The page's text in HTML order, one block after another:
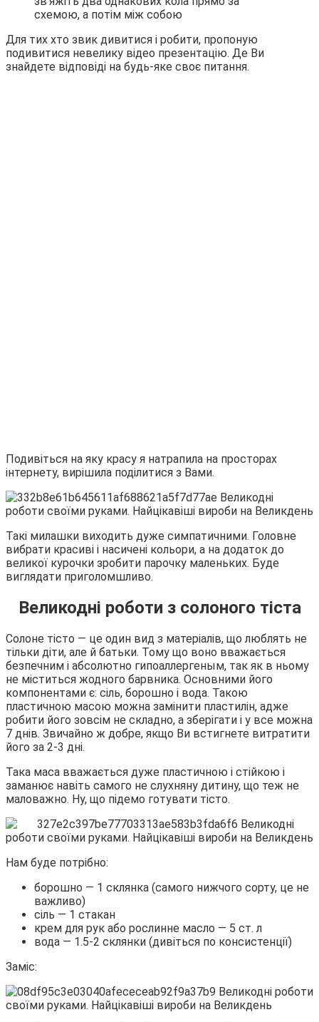
схемою, а потім між собою
Для тих хто звик дивитися і робити, пропоную
подивитися невелику відео презентацію. Де Ви
знайдете відповіді на будь-яке своє питання.
Подивіться на яку красу я натрапила на просторах
інтернету, вирішила поділитися з Вами.
Такі милашки виходить дуже симпатичними. Головне
вибрати красиві і насичені кольори, а на додаток до
великої курочки зробити парочку маленьких. Буде
виглядати приголомшливо.
Великодні роботи з солоного тіста
Солоне тісто — це один вид з матеріалів, що люблять не
тільки діти, але й батьки. Тому що воно вважається
безпечним і абсолютно гипоаллергеным, так як в ньому
не міститься жодного барвника. Основними його
компонентами є: сіль, борошно і вода. Такою
пластичною масою можна замінити пластилін, адже
робити його зовсім не складно, а зберігати і у все можна
7 днів. Звичайно ж добре, якщо Ви встигнете витратити
його за 2-3 дні.
Така маса вважається дуже пластичною і стійкою і
заманює навіть самого не слухняну дитину, що теж не
маловажно. Ну, що підемо готувати тісто.
Нам буде потрібно:
борошно — 1 склянка (самого нижчого сорту, це не
важливо)
сіль — 1 стакан
крем для рук або рослинне масло — 5 ст. л
вода — 1.5-2 склянки (дивіться по консистенції)
Заміс: